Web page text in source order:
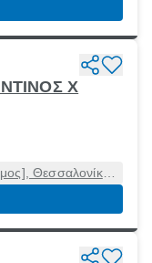
Χ
Θεσσαλονίκη,